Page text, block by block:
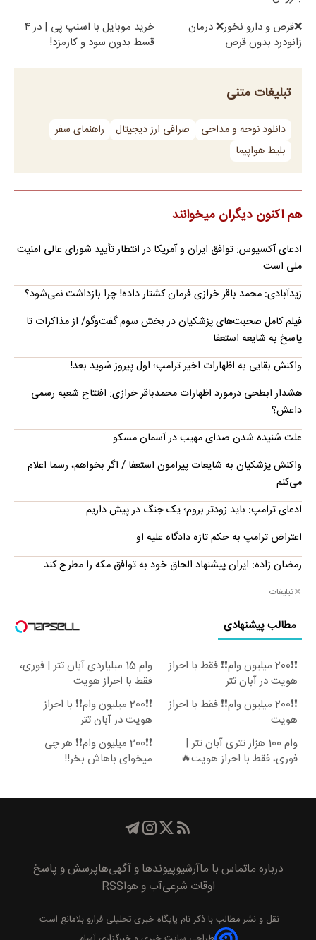
❌قرص‌ و دارو نخور❌ درمان
زانودرد بدون قرص
خرید موبایل با اسنپ پی | در ۴
قسط بدون سود و کارمزد!
تبلیغات متنی
دانلود نوحه و مداحی صرافی ارز دیجیتال
راهنمای سفر
بلیط هواپیما
هم اکنون دیگران میخوانند
ادعای آکسیوس: توافق ایران و آمریکا در انتظار تأیید شورای عالی امنیت
ملی است
زیدآبادی: محمد باقر خرازی فرمان کشتار داده! چرا بازداشت نمی‌شود؟
فیلم کامل صحبت‌های پزشکیان در بخش سوم گفت‌وگو/ از مذاکرات تا
پاسخ به شایعه استعفا
واکنش بقایی به اظهارات اخیر ترامپ؛ اول پیروز شوید بعد!
هشدار ابطحی درمورد اظهارات محمدباقر خرازی: افتتاح شعبه رسمی
داعش؟
علت شنیده شدن صدای مهیب در آسمان مسکو
واکنش پزشکیان به شایعات پیرامون استعفا / اگر بخواهم، رسما اعلام
می‌کنم
ادعای ترامپ: باید زودتر بروم؛ یک جنگ در پیش داریم
اعتراض ترامپ به حکم تازه دادگاه علیه او
رمضان زاده: ایران پیشنهاد الحاق خود به توافق مکه را مطرح کند
تبلیغات
مطالب پیشنهادی
❗❗200 میلیون وام❗❗ فقط با احراز
هویت در آبان تتر
وام 15 میلیاردی آبان تتر | فوری،
فقط با احراز هویت
❗❗200 میلیون وام❗❗ فقط با احراز
هویت
❗❗200 میلیون وام❗❗ با احراز
هویت در آبان تتر
وام 100 هزار تتری آبان تتر |
فوری، فقط با احراز هویت🔥
❗❗200 میلیون وام❗❗ هر چی
میخوای باهاش بخر!!
درباره ماتماس با ماآرشیوپیوند‌ها و آگهی‌هاپرسش و پاسخ
اوقات شرعیآب و هواRSS
نقل و نشر مطالب با ذکر نام پايگاه خبری تحليلی فرارو بلامانع است.